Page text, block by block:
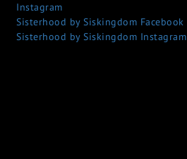
Instagram
Sisterhood by Siskingdom Facebook
Sisterhood by Siskingdom Instagram